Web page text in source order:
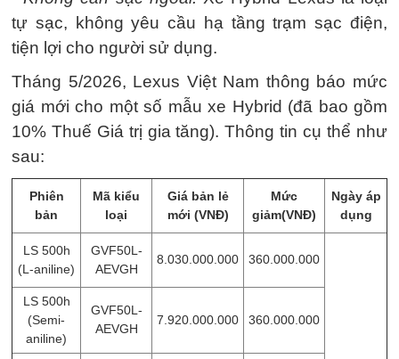
tự sạc, không yêu cầu hạ tầng trạm sạc điện,
tiện lợi cho người sử dụng.
Tháng 5/2026, Lexus Việt Nam thông báo mức
giá mới cho một số mẫu xe Hybrid (đã bao gồm
10% Thuế Giá trị gia tăng). Thông tin cụ thể như
sau:
Phiên
bản
Mã kiểu
loại
Giá bản lẻ
mới (VNĐ)
Mức
giảm(VNĐ)
Ngày áp
dụng
LS 500h
(L-aniline)
GVF50L-
AEVGH
8.030.000.000 360.000.000
LS 500h
(Semi-
aniline)
GVF50L-
AEVGH
7.920.000.000 360.000.000